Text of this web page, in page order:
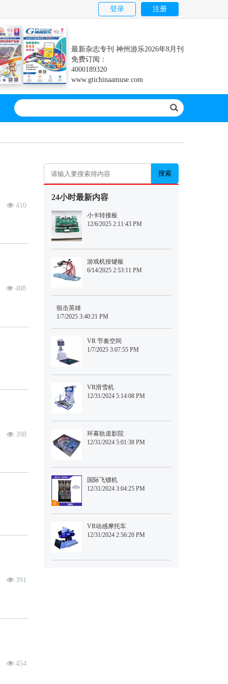
登录 注册
最新杂志专刊 神州游乐2026年8月刊
免费订阅：
4000189320
www.gtichinaamuse.com
搜索
24小时最新内容
小卡转接板
12/6/2025 2:11:43 PM
游戏机按键板
6/14/2025 2:53:11 PM
狙击英雄
1/7/2025 3:40:21 PM
VR 节奏空间
1/7/2025 3:07:55 PM
VR滑雪机
12/31/2024 5:14:08 PM
环幕轨道影院
12/31/2024 5:01:38 PM
国际飞镖机
12/31/2024 3:04:25 PM
VR动感摩托车
12/31/2024 2:56:20 PM
410
408
398
391
454